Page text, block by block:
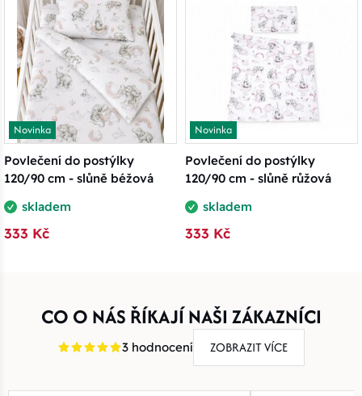
Novinka
Povlečení do postýlky
120/90 cm - slůně béžová
skladem
333 Kč
Novinka
Povlečení do postýlky
120/90 cm - slůně růžová
skladem
333 Kč
CO O NÁS ŘÍKAJÍ NAŠI ZÁKAZNÍCI
3 hodnocení ZOBRAZIT VÍCE